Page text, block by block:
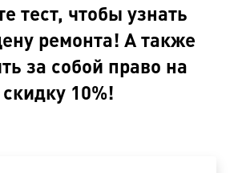
тест, чтобы узнать
ремонта! А также
за собой право на
скидку 10%!